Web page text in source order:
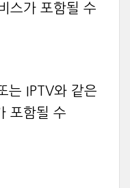
스가 포함될 수
는 IPTV와 같은
포함될 수